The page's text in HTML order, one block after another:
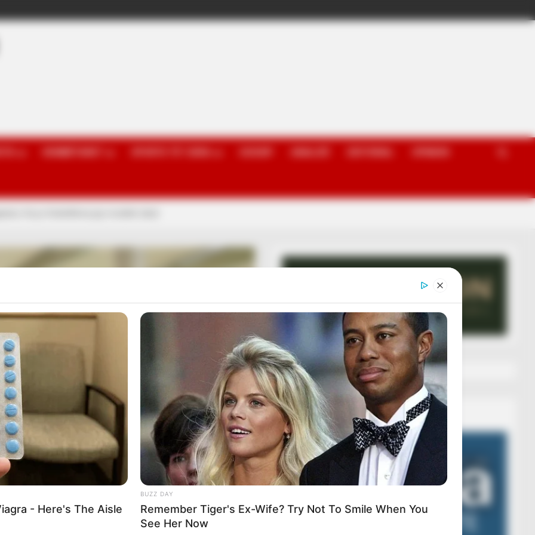
Veza AIBA
Video
Player
- Here's The Aisle
BUZZ DAY
Remember Tiger's Ex-Wife? Try Not To Smile When You
See Her Now